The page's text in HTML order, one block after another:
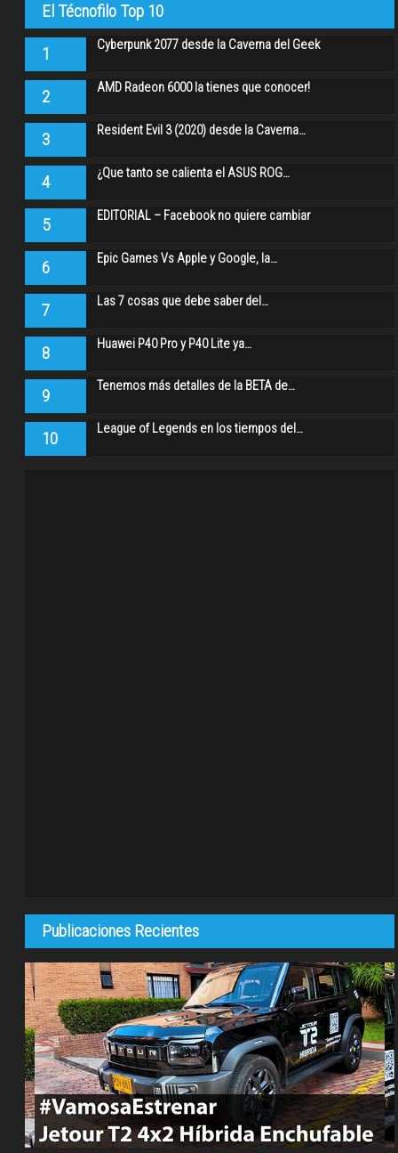
El Técnofilo Top 10
1 Cyberpunk 2077 desde la Caverna del Geek
2 AMD Radeon 6000 la tienes que conocer!
3 Resident Evil 3 (2020) desde la Caverna…
4 ¿Que tanto se calienta el ASUS ROG…
5 EDITORIAL – Facebook no quiere cambiar
6 Epic Games Vs Apple y Google, la…
7 Las 7 cosas que debe saber del…
8 Huawei P40 Pro y P40 Lite ya…
9 Tenemos más detalles de la BETA de…
10 League of Legends en los tiempos del…
Publicaciones Recientes